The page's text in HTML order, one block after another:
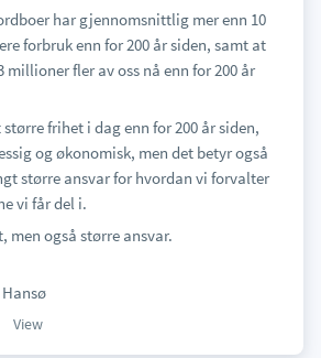
har gjennomsnittlig mer enn 10
forbruk enn for 200 år siden, samt at
millioner fler av oss nå enn for 200 år
frihet i dag enn for 200 år siden,
og økonomisk, men det betyr også
større ansvar for hvordan vi forvalter
vi får del i.
men også større ansvar.
View